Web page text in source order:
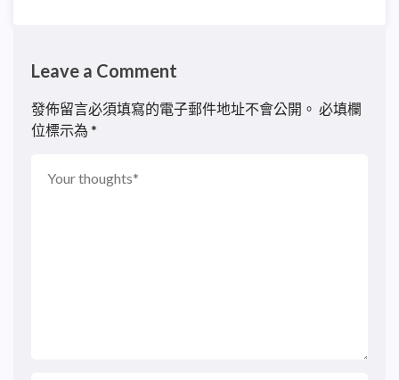
Leave a Comment
發佈留言必須填寫的電子郵件地址不會公開。 必填欄
位標示為 *